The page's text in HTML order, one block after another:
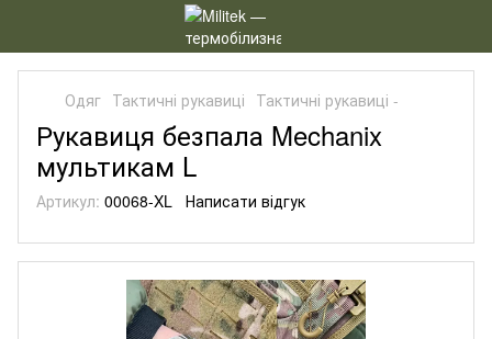
Одяг Тактичні рукавиці Тактичні рукавиці -
Рукавиця безпала Mechanix
мультикам L
Артикул: 00068-XL Написати відгук